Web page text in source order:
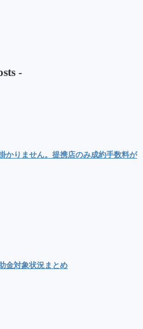
-
かりません。提携店のみ成約手数料が
金対象状況まとめ